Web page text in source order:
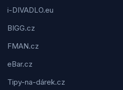
i-DIVADLO.eu
BIGG.cz
FMAN.cz
eBar.cz
Tipy-na-dárek.cz